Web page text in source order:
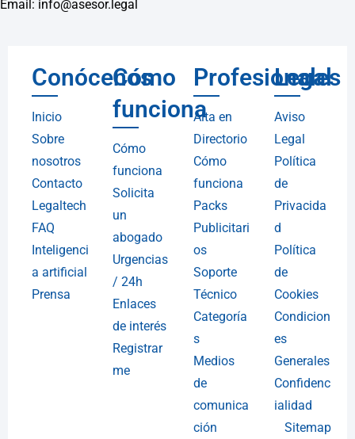
Email: info@asesor.legal
Conócenos
Inicio
Sobre
nosotros
Contacto
Legaltech
FAQ
Inteligenci
a artificial
Prensa
Cómo
funciona
Cómo
funciona
Solicita
un
abogado
Urgencias
/ 24h
Enlaces
de interés
Registrar
me
Profesionales
Alta en
Directorio
Cómo
funciona
Packs
Publicitari
os
Soporte
Técnico
Categoría
s
Medios
de
comunica
ción
Legal
Aviso
Legal
Política
de
Privacida
d
Política
de
Cookies
Condicion
es
Generales
Confidenc
ialidad
Sitemap